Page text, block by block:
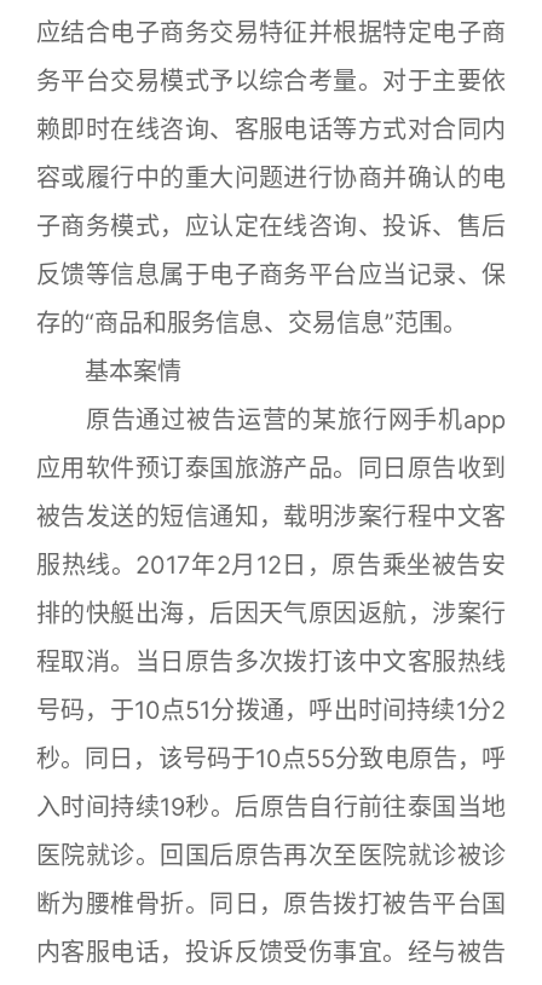
应结合电子商务交易特征并根据特定电子商
务平台交易模式予以综合考量。对于主要依
赖即时在线咨询、客服电话等方式对合同内
容或履行中的重大问题进行协商并确认的电
子商务模式，应认定在线咨询、投诉、售后
反馈等信息属于电子商务平台应当记录、保
存的“商品和服务信息、交易信息”范围。
基本案情
原告通过被告运营的某旅行网手机app
应用软件预订泰国旅游产品。同日原告收到
被告发送的短信通知，载明涉案行程中文客
服热线。2017年2月12日，原告乘坐被告安
排的快艇出海，后因天气原因返航，涉案行
程取消。当日原告多次拨打该中文客服热线
号码，于10点51分拨通，呼出时间持续1分2
秒。同日，该号码于10点55分致电原告，呼
入时间持续19秒。后原告自行前往泰国当地
医院就诊。回国后原告再次至医院就诊被诊
断为腰椎骨折。同日，原告拨打被告平台国
内客服电话，投诉反馈受伤事宜。经与被告